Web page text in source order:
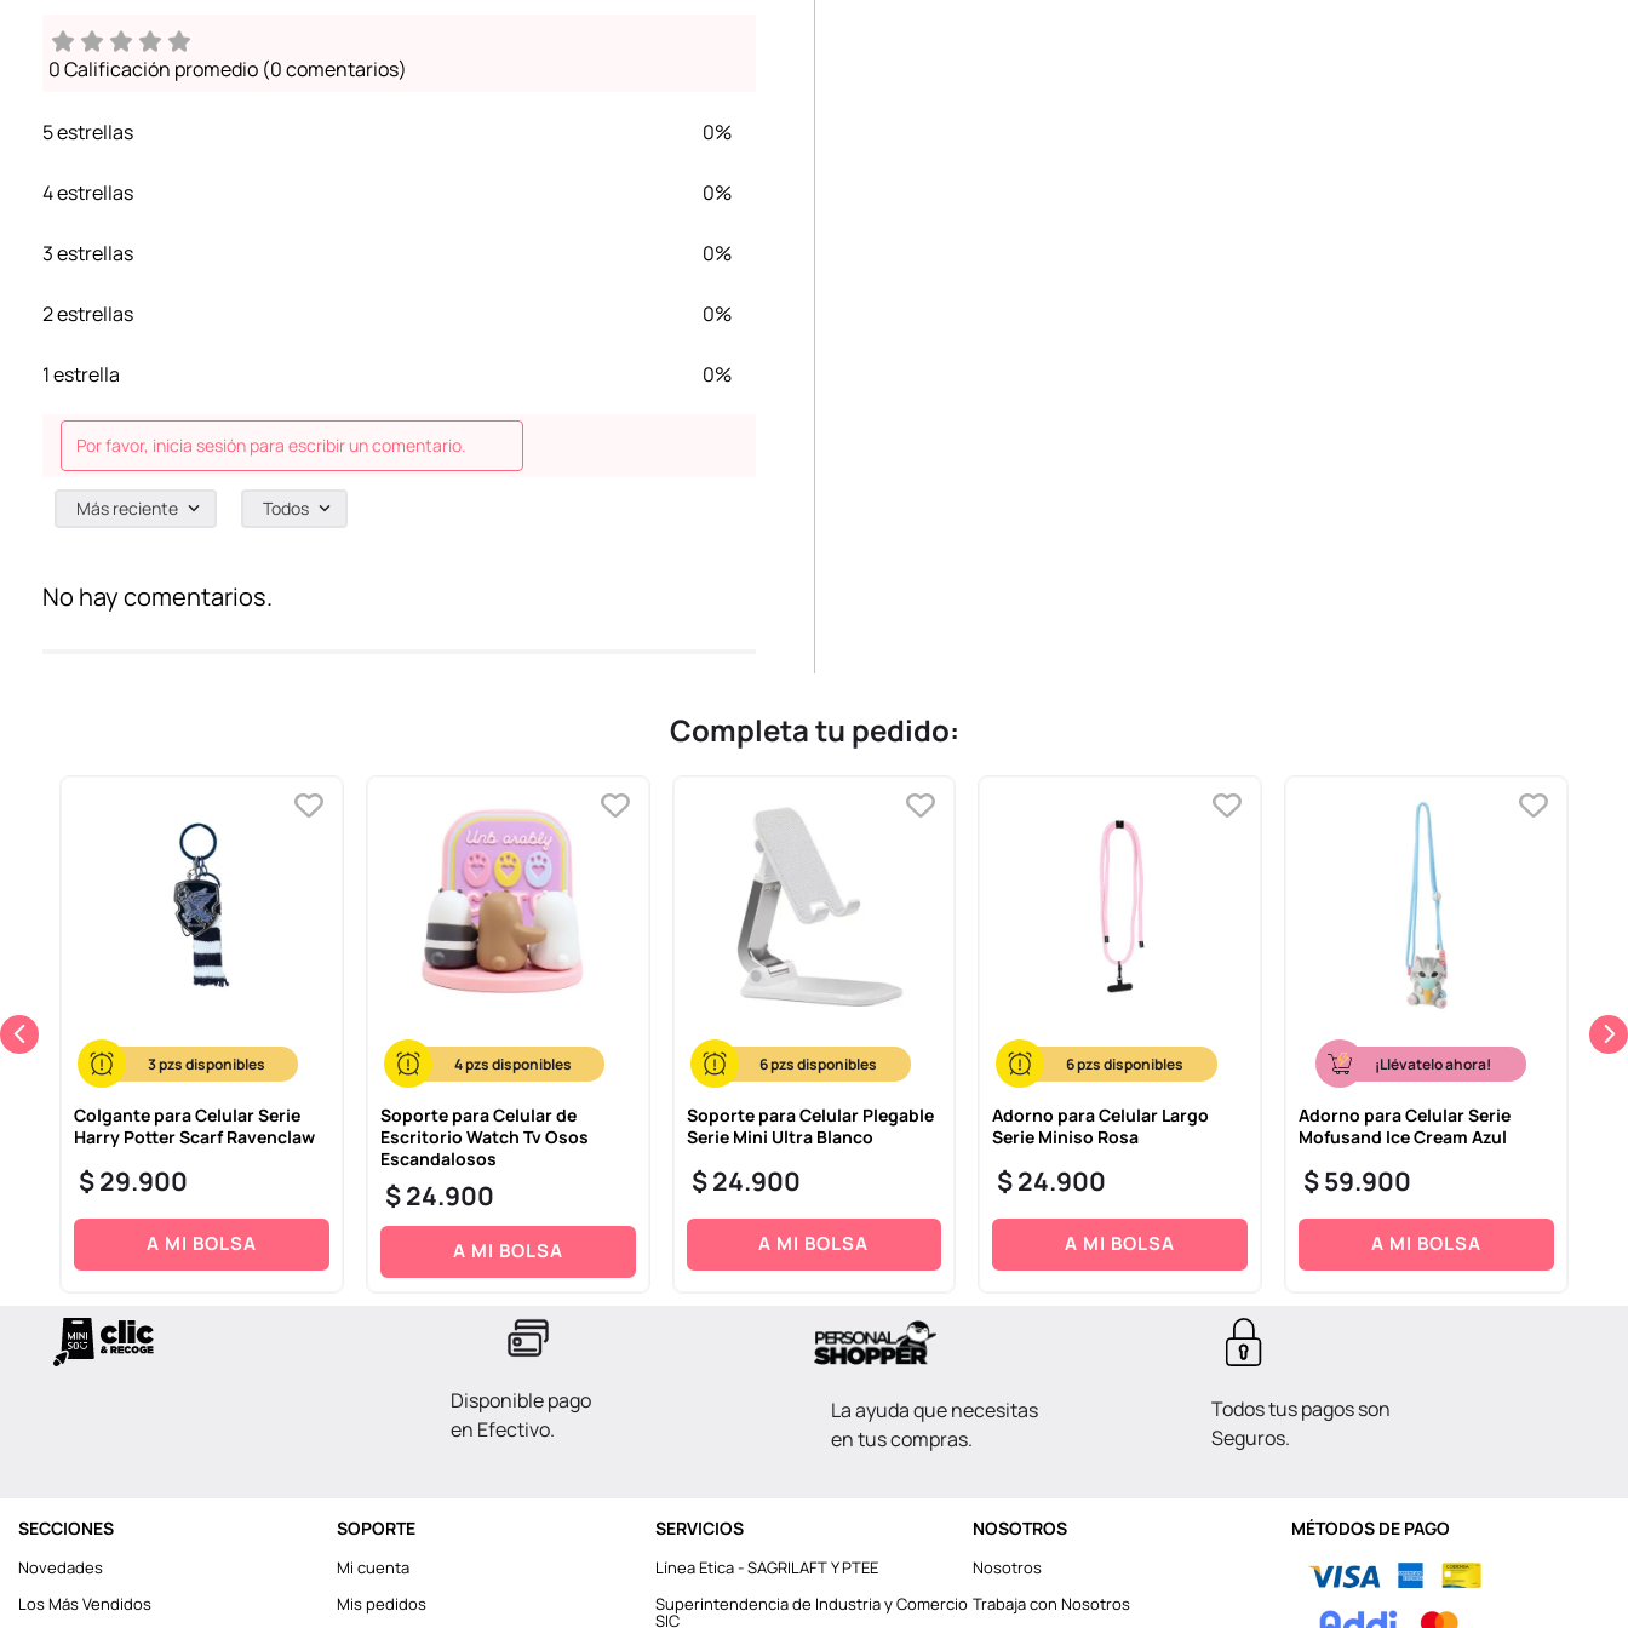
0 Calificación promedio (0 comentarios)
5 estrellas 0%
4 estrellas 0%
3 estrellas 0%
2 estrellas 0%
1 estrella 0%
Por favor, inicia sesión para escribir un comentario.
Más reciente Todos
No hay comentarios.
Completa tu pedido:
3
Colgante para Celular Serie
Harry Potter Scarf Ravenclaw
$29.900
A MI BOLSA
4
Soporte para Celular de
Escritorio Watch Tv Osos
Escandalosos
$24.900
A MI BOLSA
6
Soporte para Celular Plegable
Serie Mini Ultra Blanco
$24.900
A MI BOLSA
6
Adorno para Celular Largo
Serie Miniso Rosa
$24.900
A MI BOLSA
¡Llévatelo ahora!
Adorno para Celular Serie
Mofusand Ice Cream Azul
$59.900
A MI BOLSA
Disponible pago
en Efectivo.
La ayuda que necesitas
en tus compras.
Todos tus pagos son
Seguros.
SECCIONES
Novedades
Los Más Vendidos
SOPORTE
Mi cuenta
Mis pedidos
SERVICIOS
Línea Etica - SAGRILAFT Y PTEE
Superintendencia de Industria y Comercio
SIC
NOSOTROS
Nosotros
Trabaja con Nosotros
MÉTODOS DE PAGO